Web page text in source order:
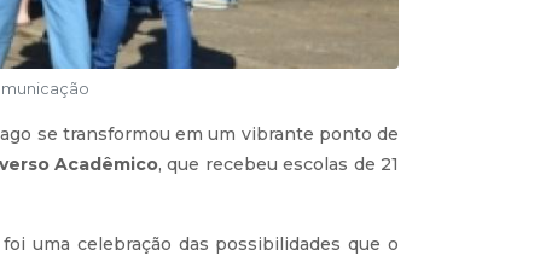
se transformou em um vibrante ponto de
Acadêmico, que recebeu escolas de 21
foi uma celebração das possibilidades que o